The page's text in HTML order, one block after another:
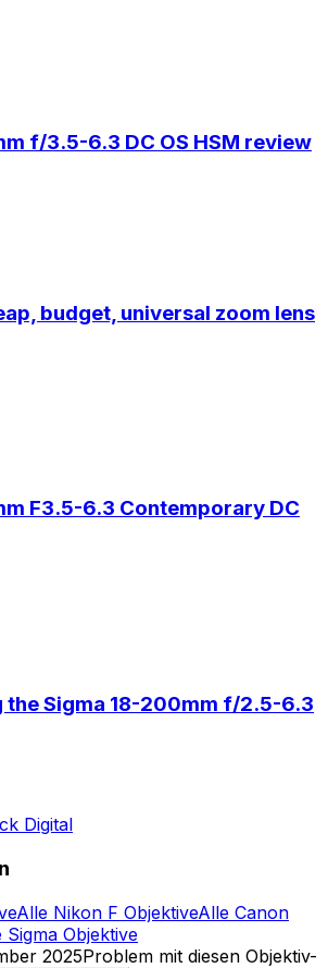
f/3.5-6.3 DC OS HSM review
budget, universal zoom lens
F3.5-6.3 Contemporary DC
the Sigma 18-200mm f/2.5-6.3
Digital
Alle Nikon F ObjektiveAlle Canon
Sigma Objektive
2025Problem mit diesen Objektiv-